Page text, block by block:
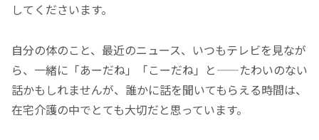
してくださいます。
自分の体のこと、最近のニュース、いつもテレビを見なが
ら、一緒に「あーだね」「こーだね」と——たわいのない
話かもしれませんが、誰かに話を聞いてもらえる時間は、
在宅介護の中でとても大切だと思っています。